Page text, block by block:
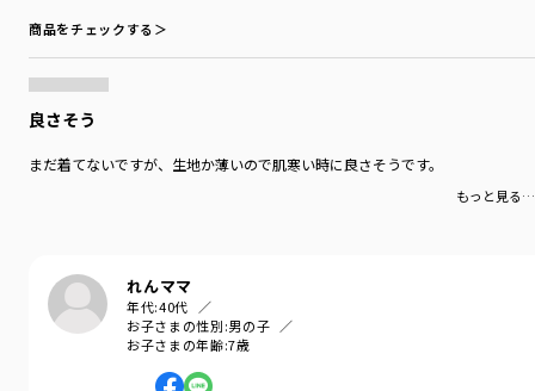
商品をチェックする＞
良さそう
まだ着てないですが、生地か薄いので肌寒い時に良さそうです。
もっと見る…
れんママ
年代:40代
お子さまの性別:男の子
お子さまの年齢:7歳